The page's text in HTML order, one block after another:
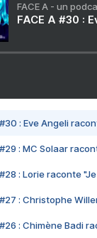
FACE A - un
FACE A #30 :
#30 : Eve Angeli
#29 : MC Solaar
#28 : Lorie raconte
#27 : Christophe
#26 : Chimène Badi